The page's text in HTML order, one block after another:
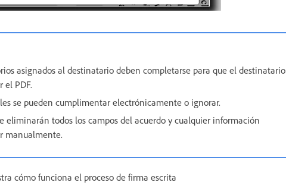
asignados al destinatario deben completarse para que el destinatario
el PDF.
se pueden cumplimentar electrónicamente o ignorar.
eliminarán todos los campos del acuerdo y cualquier información
manualmente.
cómo funciona el proceso de firma escrita